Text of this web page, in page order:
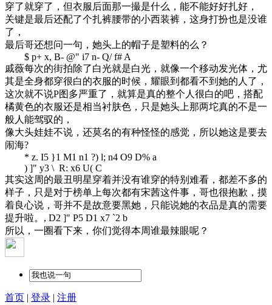
穿了就穿了，但衣服后面那一撮是什么，能不能好好扎好，
关键是最后还配了个扎裤腰带的小西装裤，这身打扮也是没谁
了，
最后哥还想问一句，她头上的帽子是塑料的么？
$ p+ x, B- @" i7 n- Q/ f# A
戚薇每次的街拍除了白光就是白光，就像一个移动发光体，尤
其是全身都穿很白的衣服的时候，耀眼到都看不到她的人了，
这次就不说P图多严重了，就算是真的整个人很白的吧，搭配
橘黄色的衣服还是相当衬肤色，只是她头上那两坨真的不是一
般人能驾驭的，
像大头娃娃不说，还莫名的有种怪怪的感觉，所以她这是要去
闹海?
* z. I5 }1 M1 n1 ?) l; n4 O9 D% a
) ]" y3 \ R: x6 U( C
其实这周的最丑明星穿着并没有谁穿的特别难看，都差不多的
样子，只是对于榜单上每次都有宋茜这件事，哥也很抱歉，摸
着良心说，哥并不是故意要黑她，只能说她的衣品是真的需要
提升啦。 , D2 ]" P5 D1 x7 `2 b
所以，一圈看下来，你们觉得本周谁最辣眼呢？
首页 | 登录 | 注册